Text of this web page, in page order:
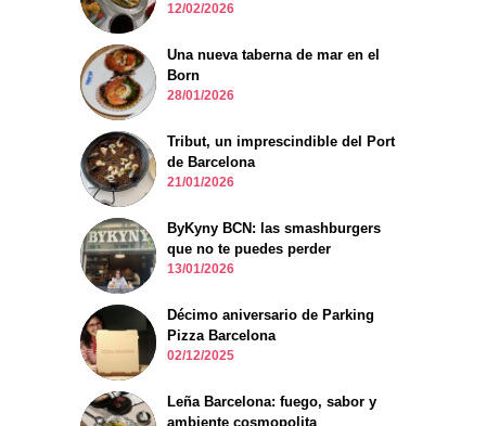
12/02/2026
Una nueva taberna de mar en el
Born
28/01/2026
Tribut, un imprescindible del Port
de Barcelona
21/01/2026
ByKyny BCN: las smashburgers
que no te puedes perder
13/01/2026
Décimo aniversario de Parking
Pizza Barcelona
02/12/2025
Leña Barcelona: fuego, sabor y
ambiente cosmopolita